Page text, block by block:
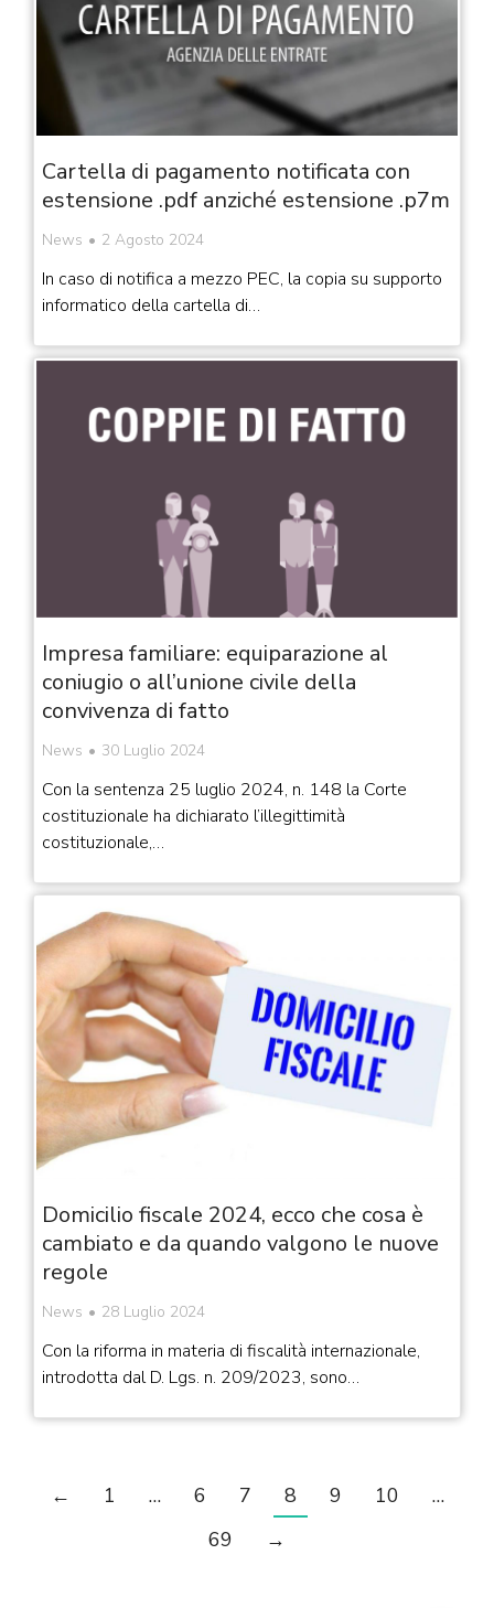
Cartella di pagamento notificata con
estensione .pdf anziché estensione .p7m
News 2 Agosto 2024
In caso di notifica a mezzo PEC, la copia su supporto
informatico della cartella di…
Impresa familiare: equiparazione al
coniugio o all’unione civile della
convivenza di fatto
News 30 Luglio 2024
Con la sentenza 25 luglio 2024, n. 148 la Corte
costituzionale ha dichiarato l’illegittimità
costituzionale,…
Domicilio fiscale 2024, ecco che cosa è
cambiato e da quando valgono le nuove
regole
News 28 Luglio 2024
Con la riforma in materia di fiscalità internazionale,
introdotta dal D. Lgs. n. 209/2023, sono…
← 1 … 6 7 8 9 10
…
69
→